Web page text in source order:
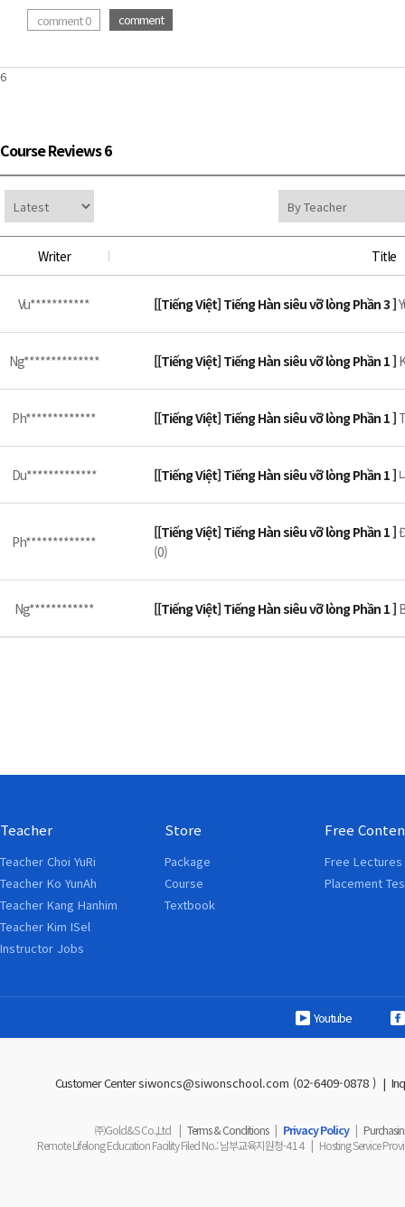
comment 0
comment
6
Course Reviews 6
Writer Title
Vu*********** [[Tiếng Việt] Tiếng Hàn siêu vỡ lòng Phần 3 ]
Ng************** [[Tiếng Việt] Tiếng Hàn siêu vỡ lòng Phần 1 ]
Ph************* [[Tiếng Việt] Tiếng Hàn siêu vỡ lòng Phần 1 ]
Du************* [[Tiếng Việt] Tiếng Hàn siêu vỡ lòng Phần 1 ]
Ph*************
[[Tiếng Việt] Tiếng Hàn siêu vỡ lòng Phần 1 ]
(0)
Ng************ [[Tiếng Việt] Tiếng Hàn siêu vỡ lòng Phần 1 ]
Teacher
Teacher Choi YuRi
Teacher Ko YunAh
Teacher Kang Hanhim
Teacher Kim ISel
Instructor Jobs
Store
Package
Course
Textbook
Free
Free Lectures
Placement
Youtube
Customer Centersiwoncs@siwonschool.com (02-6409-0878 ) |
㈜Gold&S Co.,Ltd Terms & Conditions Privacy Policy
Remote Lifelong Education Facility Filed No.: 남부교육지원청-414 Hosting Service